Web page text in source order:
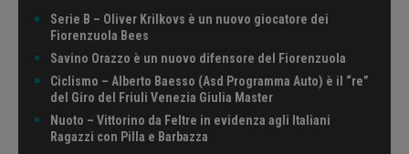
Serie B – Oliver Krilkovs è un nuovo giocatore dei
Fiorenzuola Bees
Savino Orazzo è un nuovo difensore del Fiorenzuola
Ciclismo – Alberto Baesso (Asd Programma Auto) è il “re”
del Giro del Friuli Venezia Giulia Master
Nuoto – Vittorino da Feltre in evidenza agli Italiani
Ragazzi con Pilla e Barbazza